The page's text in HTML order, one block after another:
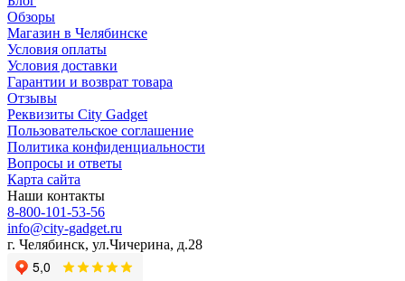
Обзоры
Магазин в Челябинске
Условия оплаты
Условия доставки
Гарантии и возврат товара
Отзывы
Реквизиты City Gadget
Пользовательское соглашение
Политика конфиденциальности
Вопросы и ответы
Карта сайта
Наши контакты
8-800-101-53-56
info@city-gadget.ru
г. Челябинск, ул.Чичерина, д.28